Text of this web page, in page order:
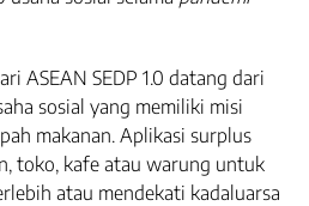
ASEAN SEDP 1.0 datang dari
sosial yang memiliki misi
makanan. Aplikasi surplus
toko, kafe atau warung untuk
atau mendekati kadaluarsa